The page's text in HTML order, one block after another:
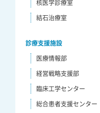
核医学診療室
結石治療室
診療支援施設
医療情報部
経営戦略支援部
臨床工学センター
総合患者支援センター